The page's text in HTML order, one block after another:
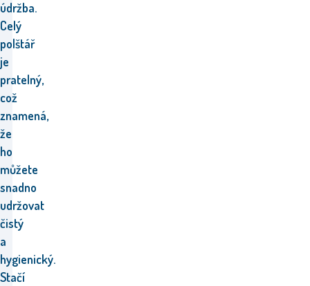
údržba.
Celý
polštář
je
pratelný,
což
znamená,
že
ho
můžete
snadno
udržovat
čistý
a
hygienický.
Stačí